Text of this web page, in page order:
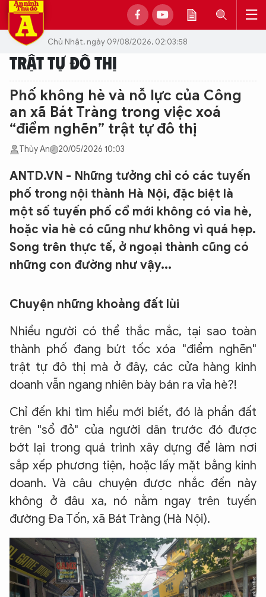
Chủ Nhật, ngày 09/08/2026, 02:03:58
TRẬT TỰ ĐÔ THỊ
Phố không hè và nỗ lực của Công
an xã Bát Tràng trong việc xoá
“điểm nghẽn” trật tự đô thị
Thùy An 20/05/2026 10:03
ANTD.VN - Những tưởng chỉ có các tuyến
phố trong nội thành Hà Nội, đặc biệt là
một số tuyến phố cổ mới không có vỉa hè,
hoặc vỉa hè có cũng như không vì quá hẹp.
Song trên thực tế, ở ngoại thành cũng có
những con đường như vậy...
Chuyện những khoảng đất lùi
Nhiều người có thể thắc mắc, tại sao toàn
thành phố đang bứt tốc xóa "điểm nghẽn"
trật tự đô thị mà ở đây, các cửa hàng kinh
doanh vẫn ngang nhiên bày bán ra vỉa hè?!
Chỉ đến khi tìm hiểu mới biết, đó là phần đất
trên "sổ đỏ" của người dân trước đó được
bớt lại trong quá trình xây dựng để làm nơi
sắp xếp phương tiện, hoặc lấy mặt bằng kinh
doanh. Và câu chuyện được nhắc đến này
không ở đâu xa, nó nằm ngay trên tuyến
đường Đa Tốn, xã Bát Tràng (Hà Nội).